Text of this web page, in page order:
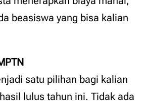
beasiswa yang bisa kalian
satu pilihan bagi kalian
lulus tahun ini. Tidak ada